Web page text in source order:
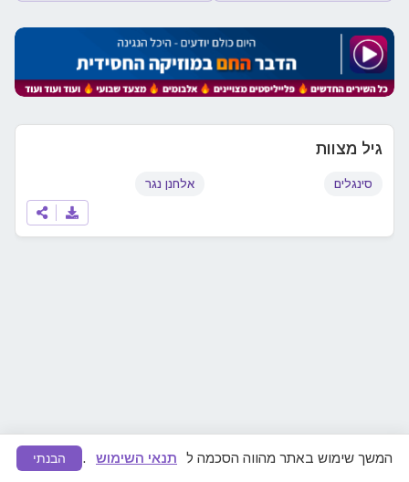
המשך שימוש באתר מהווה הסכמה ל תנאי השימוש . הבנתי
גיל מצוות
סינגלים אלחנן נגר
מצאתם תוכן לא ראוי או הפרת זכויות יוצרים? ונפעל להסרה מיידית.